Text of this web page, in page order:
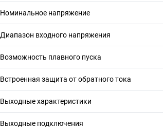
Номинальное напряжение
Диапазон входного напряжения
Возможность плавного пуска
Встроенная защита от обратного тока
Выходные характеристики
Выходные подключения